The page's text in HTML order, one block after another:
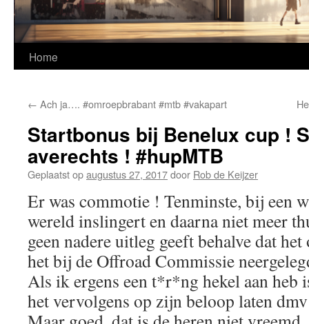
Home
← Ach ja…. #omroepbrabant #mtb #vakapart
Startbonus bij Benelux cup !
averechts ! #hupMTB
Geplaatst opaugustus 27, 2017door Rob de Keijzer
Er was commotie ! Tenminste, bij een
wereld inslingert en daarna niet meer
geen nadere uitleg geeft behalve dat
het bij de Offroad Commissie
Als ik ergens een t*r*ng hekel aan heb
het vervolgens op zijn beloop laten